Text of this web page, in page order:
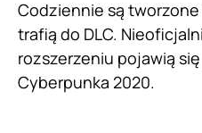
Codziennie są
trafią do DLC.
rozszerzeniu pojawią
Cyberpunka 2020.